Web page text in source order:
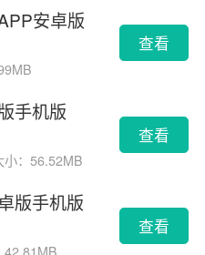
安卓版
查看
手机版
小：56.52MB
查看
版手机版
查看